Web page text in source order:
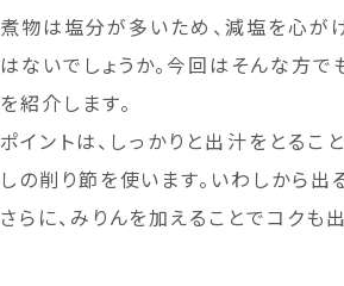
煮物は塩分が多いため、減塩を心が
はないでしょうか。今回はそんな方
を紹介します。
ポイントは、しっかりと出汁をとるこ
しの削り節を使います。いわしから
さらに、みりんを加えることでコクも